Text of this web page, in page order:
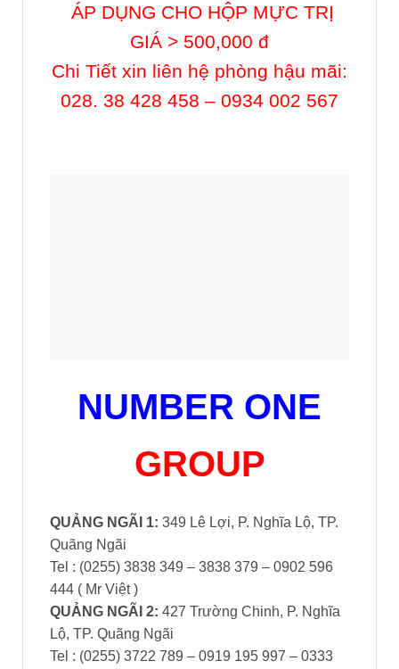
ÁP DỤNG CHO HỘP MỰC TRỊ
GIÁ > 500,000 đ
Chi Tiết xin liên hệ phòng hậu mãi:
028. 38 428 458 – 0934 002 567
NUMBER ONE
GROUP
QUẢNG NGÃI 1: 349 Lê Lợi, P. Nghĩa Lộ, TP.
Quãng Ngãi
Tel : (0255) 3838 349 – 3838 379 – 0902 596
444 ( Mr Việt )
QUẢNG NGÃI 2: 427 Trường Chinh, P. Nghĩa
Lộ, TP. Quãng Ngãi
Tel : (0255) 3722 789 – 0919 195 997 – 0333